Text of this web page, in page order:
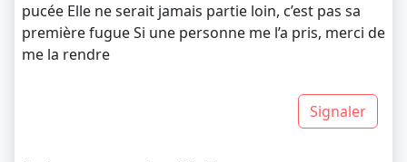
pucée Elle ne serait jamais partie loin, c’est pas sa
première fugue Si une personne me l’a pris, merci de
me la rendre
Signaler